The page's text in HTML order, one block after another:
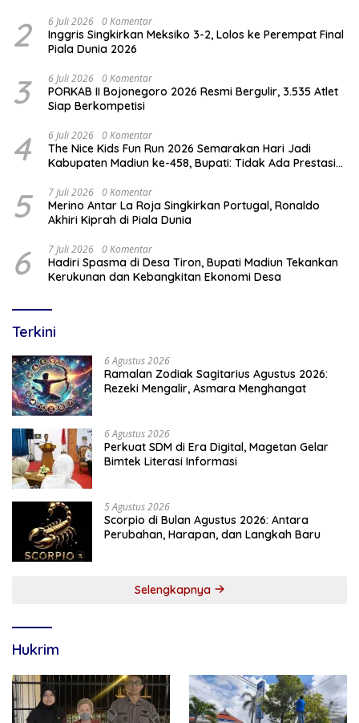
2 6 Juli 2026 0 Komentar
Inggris Singkirkan Meksiko 3-2, Lolos ke Perempat Final
Piala Dunia 2026
3 6 Juli 2026 0 Komentar
PORKAB II Bojonegoro 2026 Resmi Bergulir, 3.535 Atlet
Siap Berkompetisi
4 6 Juli 2026 0 Komentar
The Nice Kids Fun Run 2026 Semarakan Hari Jadi
Kabupaten Madiun ke-458, Bupati: Tidak Ada Prestasi
5 7 Juli 2026 0 Komentar
Merino Antar La Roja Singkirkan Portugal, Ronaldo
Akhiri Kiprah di Piala Dunia
6 7 Juli 2026 0 Komentar
Hadiri Spasma di Desa Tiron, Bupati Madiun Tekankan
Kerukunan dan Kebangkitan Ekonomi Desa
Terkini
6 Agustus 2026
Ramalan Zodiak Sagitarius Agustus 2026:
Rezeki Mengalir, Asmara Menghangat
6 Agustus 2026
Perkuat SDM di Era Digital, Magetan Gelar
Bimtek Literasi Informasi
5 Agustus 2026
Scorpio di Bulan Agustus 2026: Antara
Perubahan, Harapan, dan Langkah Baru
Selengkapnya
Hukrim